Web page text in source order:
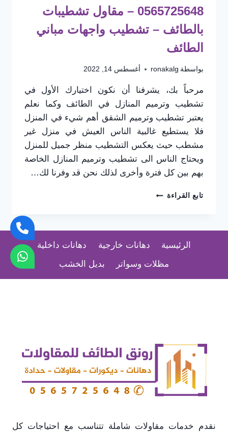
0565725648 – مقاول تشطيبات
بالطائف – تشطيب واجهات مباني
الطائف
بواسطة ronakalg أغسطس 14, 2022
مرحباً بك، يشرفنا أن نكون اختيارك الأول في
تشطيب وترميم المنازل في الطائف وكما نعلم
يعتبر تشطيب وترميم الشقق أهم شيء في المنزل
فلا يستطيع غالبية الناس العيش في منزل غير
مشطب حيث يعكس التشطيب منظر جميل للمنزل
ويحتاج الناس الى تشطيب وترميم المنازل الخاصة
بهم بين كل فترة وأخرى لذلك نحن قد وفرنا لك…
تابع القراءة تشطيب
مقاول
بالطائف
–
الرئيسية دهانات خارجية
دهانات داخلية
مظلات وسواتر
بديل الخشب
نقدم خدمات مقاولات شاملة تتناسب مع احتياجات كل